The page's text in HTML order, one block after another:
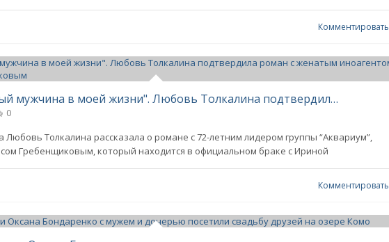
Комментировать
"Самый главный мужчина в моей жизни". Любовь Толкалина подтвердила роман с женатым иноагентом Борисом Гребенщиковым
0
Любовь Толкалина рассказала о романе с 72-летним лидером группы “Аквариум”,
Гребенщиковым, который находится в официальном браке с Ириной
Комментировать